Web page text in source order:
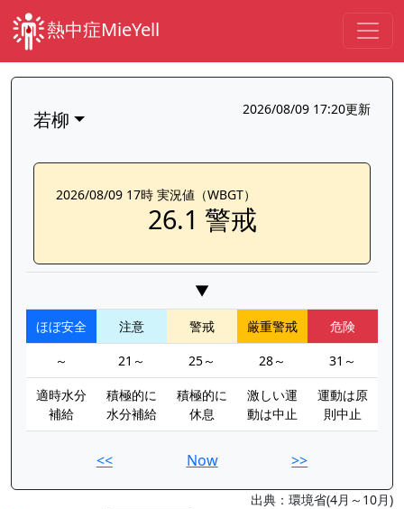
熱中症MieYell
若柳 2026/08/09 17:20更新
2026/08/09 17時 実況値（WBGT）
26.1 警戒
▼
ほぼ安全 注意 警戒 厳重警戒
危険
～
21～ 25～ 28～
31～
適時水分
補給
積極的に
水分補給
積極的に
休息
激しい運
動は中止
運動は原
則中止
<< Now >>
出典：環境省(4月～10月)